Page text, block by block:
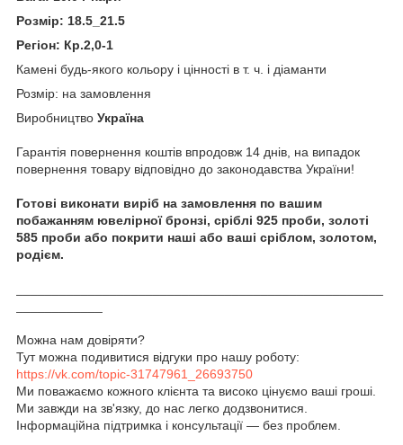
Розмір: 18.5_21.5
Регіон: Кр.2,0-1
Камені будь-якого кольору і цінності в т. ч. і діаманти
Розмір: на замовлення
Виробництво Україна
Гарантія повернення коштів впродовж 14 днів, на випадок
повернення товару відповідно до законодавства України!
Готові виконати виріб на замовлення по вашим
побажанням ювелірної бронзі, сріблі 925 проби, золоті
585 проби або покрити наші або ваші сріблом, золотом,
родієм.
Можна нам довіряти?
Тут можна подивитися відгуки про нашу роботу:
https://vk.com/topic-31747961_26693750
Ми поважаємо кожного клієнта та високо цінуємо ваші гроші.
Ми завжди на зв'язку, до нас легко додзвонитися.
Інформаційна підтримка і консультації ― без проблем.